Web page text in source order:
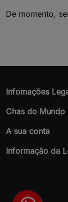
De momento,
Infomações
Chas do Mundo
A sua conta
Informação da